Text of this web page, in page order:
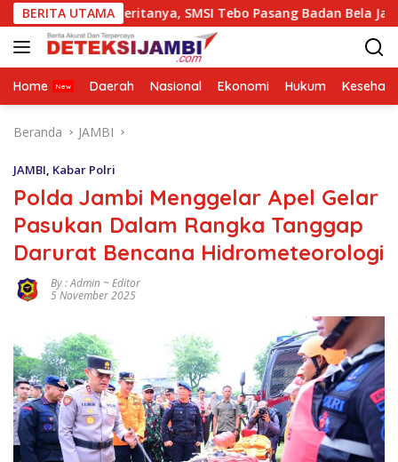
Langsung
ke
konten
BERITA UTAMA
SMSI Tebo Pasang Badan Bela JambiOtoritas.com,
Home Daerah Nasional Ekonomi Hukum
Beranda JAMBI
JAMBI, Kabar Polri
Polda Jambi Menggelar Apel Gelar
Pasukan Dalam Rangka Tanggap
Darurat Bencana Hidrometeorologi
By : Admin ~ Editor
5 November 2025